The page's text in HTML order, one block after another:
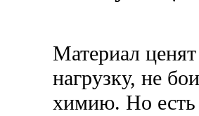
Материал
нагрузку, не
химию. Но